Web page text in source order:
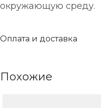
окружающую среду.
Оплата и доставка
Похожие